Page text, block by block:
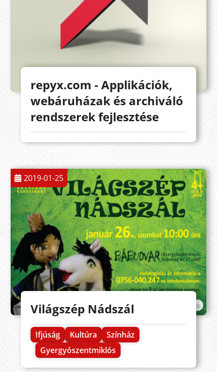
repyx.com - Applikációk,
webáruházak és archiváló
rendszerek fejlesztése
2019-01-25
Világszép Nádszál
Ifjúság Kultúra
Színház
Gyergyószentmiklós